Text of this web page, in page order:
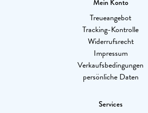
Mein Konto
Treueangebot
Tracking-Kontrolle
Widerrufsrecht
Impressum
Verkaufsbedingungen
persönliche Daten
Services